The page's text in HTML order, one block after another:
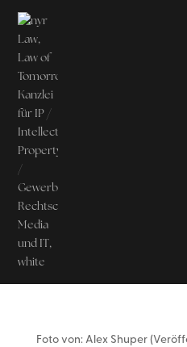
Foto von: Alex Shuper